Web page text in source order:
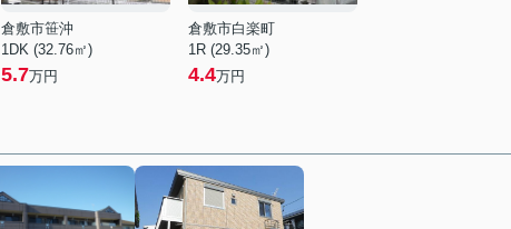
倉敷市笹沖
1DK (32.76㎡)
5.7万円
倉敷市白楽町
1R (29.35㎡)
4.4万円